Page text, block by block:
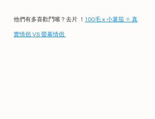
他們有多喜歡鬥嘴？去片 ！ 100毛 x 小薯茄 ✧ 真
實情侶 VS 螢幕情侶